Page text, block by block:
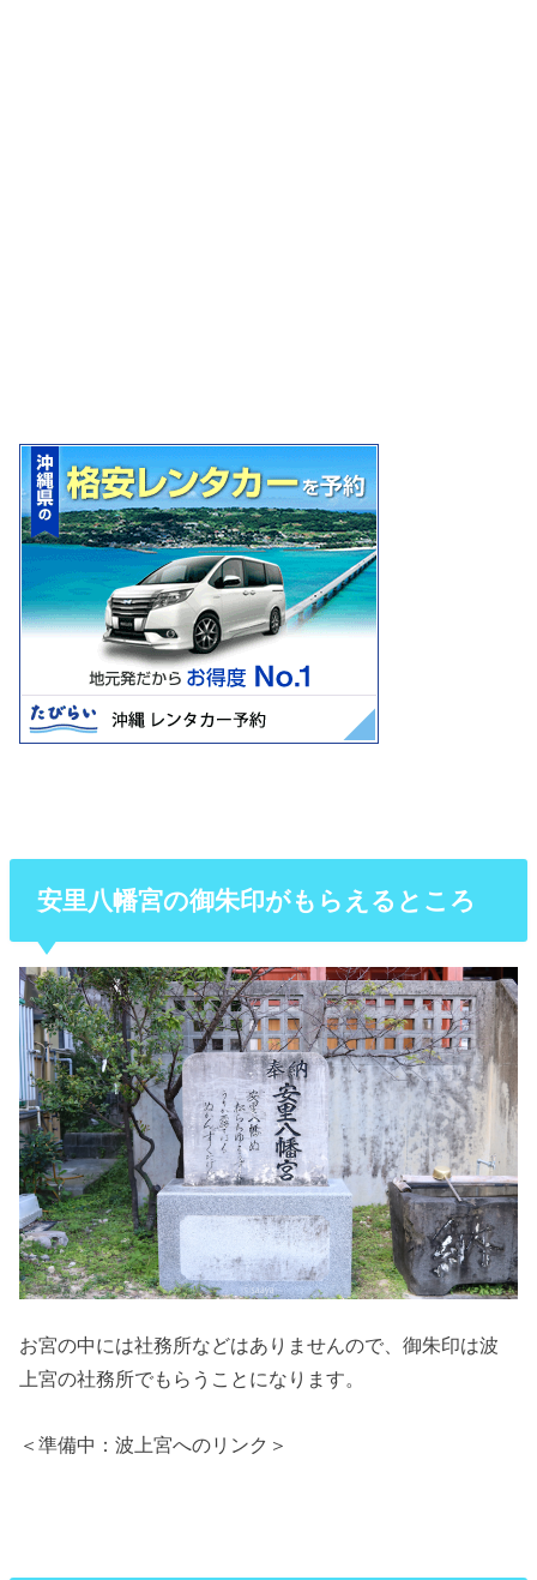
安里八幡宮の御朱印がもらえるところ
お宮の中には社務所などはありませんので、御朱印は波
上宮の社務所でもらうことになります。
＜準備中：波上宮へのリンク＞